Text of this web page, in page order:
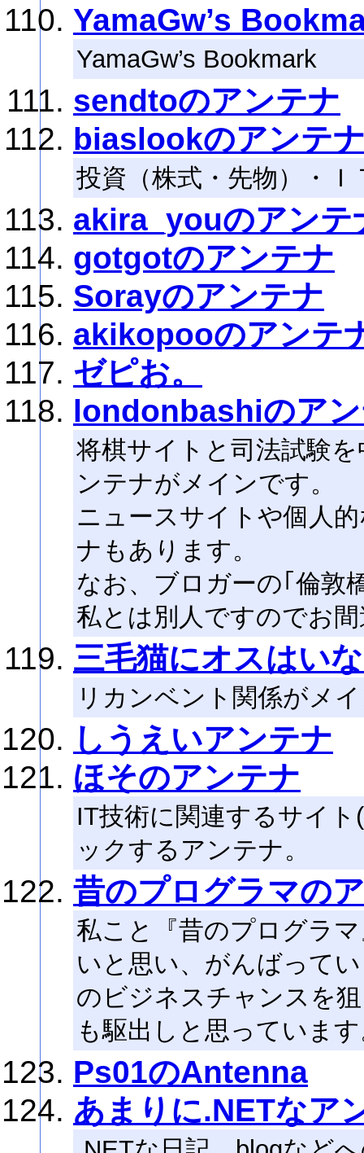
YamaGw’s
YamaGw’s Bookmark
sendtoのアンテナ
biaslookのアンテ
投資（株式・先物）・
akira_youのアンテ
gotgotのアンテナ
Sorayのアンテナ
akikopooのアンテ
ゼピお。
londonbashiのア
将棋サイトと司法試験
ンテナがメインです。
ニュースサイトや個人
ナもあります。
なお、ブロガーの｢倫敦
私とは別人ですのでお
三毛猫にオスはい
リカンベント関係がメ
しうえいアンテナ
ほそのアンテナ
IT技術に関連するサイ
ックするアンテナ。
昔のプログラマの
私こと『昔のプログラ
いと思い、がんばって
のビジネスチャンスを
も駆出しと思っていま
Ps01のAntenna
あまりに.NETなア